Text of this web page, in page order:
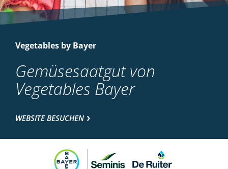
Vegetables by Bayer
Gemüsesaatgut von
Vegetables Bayer
WEBSITE BESUCHEN